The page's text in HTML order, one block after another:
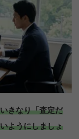
いきなり「査定だ
ようにしましょ